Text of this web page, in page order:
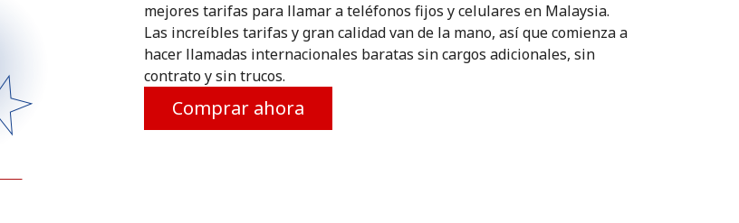
mejores tarifas para llamar a teléfonos fijos y celulares en Malaysia.
Las increíbles tarifas y gran calidad van de la mano, así que comienza a
hacer llamadas internacionales baratas sin cargos adicionales, sin
contrato y sin trucos.
Comprar ahora